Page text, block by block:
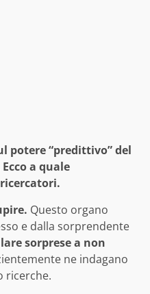
potere “predittivo” del
a quale
Questo organo
e dalla sorprendente
sorprese a non
ne indagano
ricerche.